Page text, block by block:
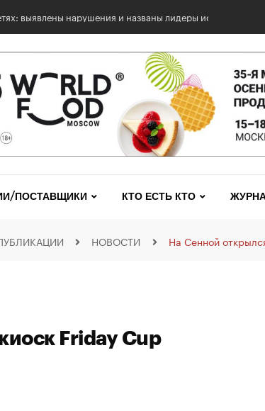
выявлены нарушения и названы лидеры исследования
ПОСТАВЩИКИ КТО ЕСТЬ КТО
НОВОСТИ На Сенной
Friday Cup